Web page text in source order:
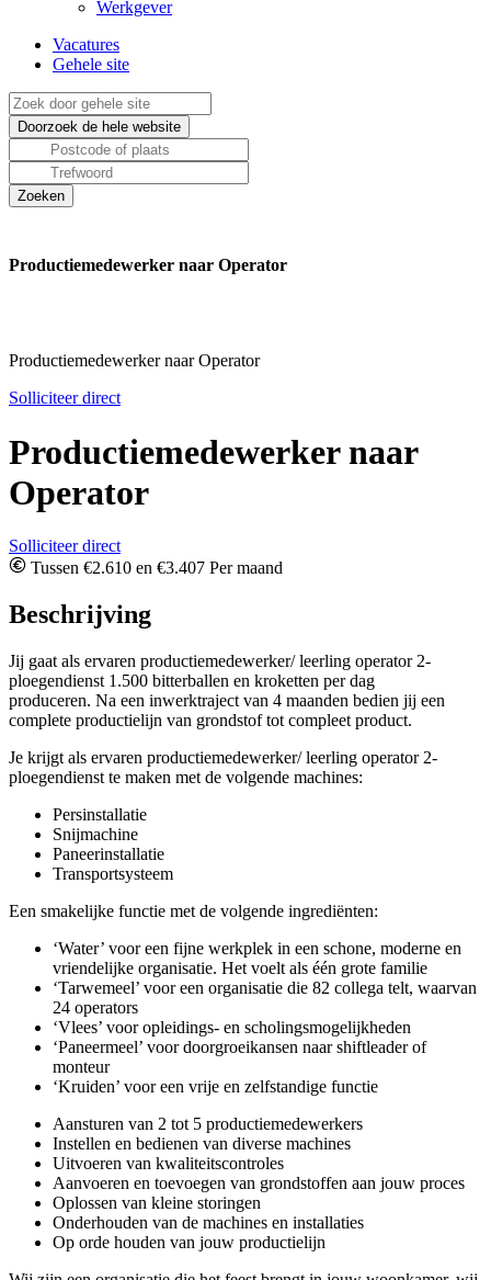
Werkgever
Vacatures
Gehele site
Productiemedewerker naar Operator
Productiemedewerker naar Operator
Solliciteer direct
Productiemedewerker naar
Operator
Solliciteer direct
Tussen €2.610 en €3.407 Per maand
Beschrijving
Jij gaat als ervaren productiemedewerker/ leerling operator 2-
ploegendienst 1.500 bitterballen en kroketten per dag
produceren. Na een inwerktraject van 4 maanden bedien jij een
complete productielijn van grondstof tot compleet product.
Je krijgt als ervaren productiemedewerker/ leerling operator 2-
ploegendienst te maken met de volgende machines:
Persinstallatie
Snijmachine
Paneerinstallatie
Transportsysteem
Een smakelijke functie met de volgende ingrediënten:
‘Water’ voor een fijne werkplek in een schone, moderne en
vriendelijke organisatie. Het voelt als één grote familie
‘Tarwemeel’ voor een organisatie die 82 collega telt, waarvan
24 operators
‘Vlees’ voor opleidings- en scholingsmogelijkheden
‘Paneermeel’ voor doorgroeikansen naar shiftleader of
monteur
‘Kruiden’ voor een vrije en zelfstandige functie
Aansturen van 2 tot 5 productiemedewerkers
Instellen en bedienen van diverse machines
Uitvoeren van kwaliteitscontroles
Aanvoeren en toevoegen van grondstoffen aan jouw proces
Oplossen van kleine storingen
Onderhouden van de machines en installaties
Op orde houden van jouw productielijn